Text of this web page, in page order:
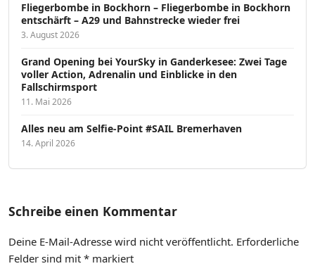
Fliegerbombe in Bockhorn – Fliegerbombe in Bockhorn
entschärft – A29 und Bahnstrecke wieder frei
3. August 2026
Grand Opening bei YourSky in Ganderkesee: Zwei Tage
voller Action, Adrenalin und Einblicke in den
Fallschirmsport
11. Mai 2026
Alles neu am Selfie-Point #SAIL Bremerhaven
14. April 2026
Schreibe einen Kommentar
Deine E-Mail-Adresse wird nicht veröffentlicht. Erforderliche
Felder sind mit * markiert